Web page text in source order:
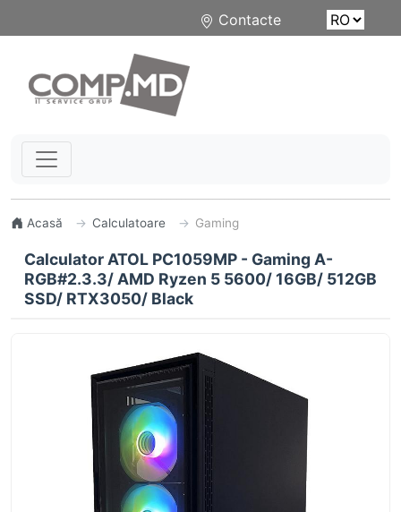
Contacte
Acasă Calculatoare Gaming
Calculator ATOL PC1059MP - Gaming A-
RGB#2.3.3/ AMD Ryzen 5 5600/ 16GB/ 512GB
SSD/ RTX3050/ Black